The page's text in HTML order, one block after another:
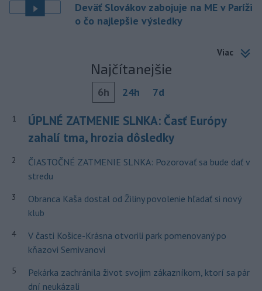
Deväť Slovákov zabojuje na ME v Paríži
o čo najlepšie výsledky
Viac
Najčítanejšie
6h 24h 7d
1
ÚPLNÉ ZATMENIE SLNKA: Časť Európy
zahalí tma, hrozia dôsledky
2
ČIASTOČNÉ ZATMENIE SLNKA: Pozorovať sa bude dať v
stredu
3
Obranca Kaša dostal od Žiliny povolenie hľadať si nový
klub
4
V časti Košice-Krásna otvorili park pomenovaný po
kňazovi Semivanovi
5
Pekárka zachránila život svojim zákazníkom, ktorí sa pár
dní neukázali